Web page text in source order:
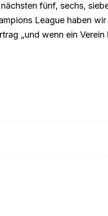
fünf, sechs,
League haben
„und wenn ein